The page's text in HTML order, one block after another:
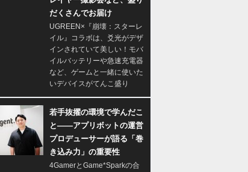
だくさんでお届け
UGREEN×『崩壊：スターレ
イル』コラボは、爻光がデザ
インされていて美しい！モバ
イルバッテリーや急速充電器
など、ゲームと一緒に使いた
いデバイスがてんこ盛り
若手抜擢の環境で学んだこ
と――アプリボットの運営
プロデューサーが語る「巻
き込み力」の重要性
4GamerとGame*Sparkの合